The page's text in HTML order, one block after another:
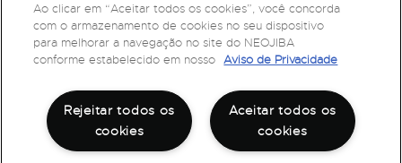
Salvador, Bahia, Brasil
Telefone:(71) 3032-1073
Ao clicar em “Aceitar todos os cookies”, você concorda
com o armazenamento de cookies no seu dispositivo
para melhorar a navegação no site do NEOJIBA
conforme estabelecido em nosso Aviso de Privacidade
Aceitar todos os
cookies
Rejeitar todos os
cookies